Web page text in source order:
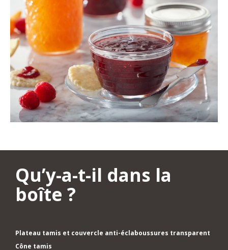
Qu’y-a-t-il dans la
boîte ?
Plateau tamis et couvercle anti-éclaboussures transparent
Cône tamis